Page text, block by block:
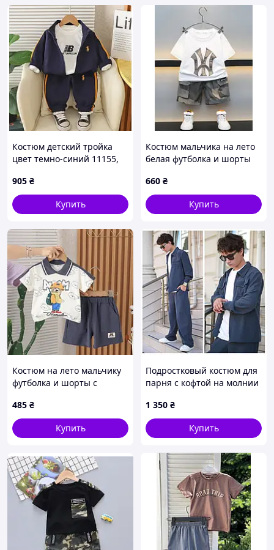
Костюм детский тройка
цвет темно-синий 11155,
905 ₴
Купить
Костюм мальчика на лето
белая футболка и шорты
100
660 ₴
Купить
Костюм на лето мальчику
футболка и шорты с
10521, Размер 120
485 ₴
Купить
Подростковый костюм для
парня с кофтой на молнии
кроя, размеры 152, 158,
164, 170
1 350 ₴
Купить